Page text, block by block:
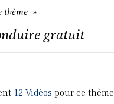
thème »
gratuit
12 Vidéos pour ce thème